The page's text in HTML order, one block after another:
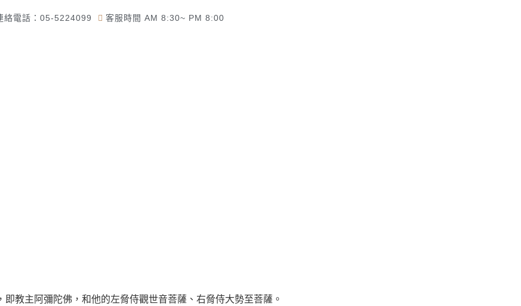
絡電話：05-5224099 客服時間 AM 8:30~ PM 8:00
教主阿彌陀佛，和他的左脅侍觀世音菩薩、右脅侍大勢至菩薩。